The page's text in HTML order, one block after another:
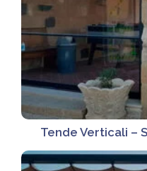
Tende Verticali –